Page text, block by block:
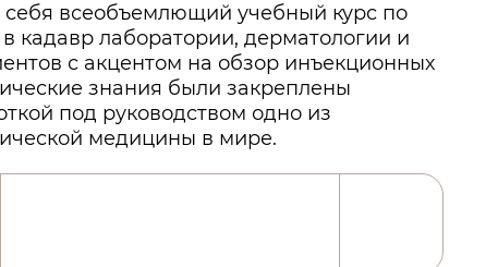
всеобъемлющий учебный курс по
кадавр лаборатории, дерматологии и
с акцентом на обзор инъекционных
знания были закреплены
под руководством одно из
медицины в мире.